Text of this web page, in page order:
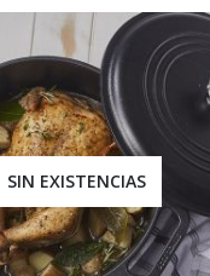
SIN EXISTENCIAS